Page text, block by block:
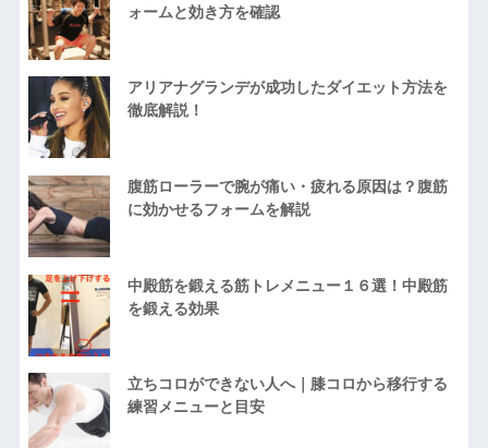
ォームと効き方を確認
アリアナグランデが成功したダイエット方法を
徹底解説！
腹筋ローラーで腕が痛い・疲れる原因は？腹筋
に効かせるフォームを解説
中殿筋を鍛える筋トレメニュー１６選！中殿筋
を鍛える効果
立ちコロができない人へ｜膝コロから移行する
練習メニューと目安